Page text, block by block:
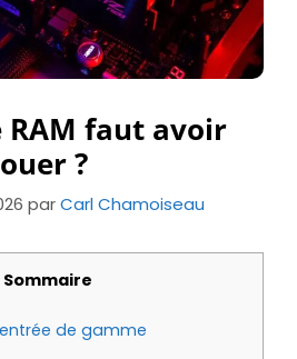
RAM faut avoir
?
parCarl Chamoiseau
Sommaire
entrée de gamme